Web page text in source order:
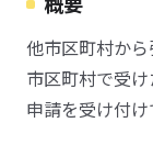
他市区町村か
市区町村で受
申請を受け付け